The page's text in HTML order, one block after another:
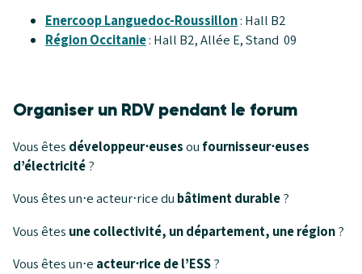
Enercoop Languedoc-Roussillon: Hall B2
Région Occitanie: Hall B2, Allée E, Stand 09
Organiser un RDV pendant le forum
Vous êtes développeur⋅eusesou fournisseur⋅euses
d’électricité?
Vous êtes un⋅e acteur⋅rice du bâtiment durable?
Vous êtes une collectivité, un département, une région?
Vous êtes un⋅e acteur⋅rice de l’ESS?